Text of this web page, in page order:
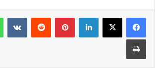
فيسبوك‫X لينكدإن بينتيريست
طباعة